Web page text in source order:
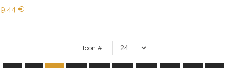
9,44 €
Toon #